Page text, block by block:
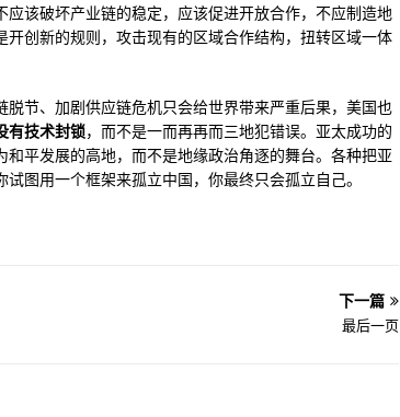
该破坏产业链的稳定，应该促进开放合作，不应制造地
创新的规则，攻击现有的区域合作结构，扭转区域一体
节、加剧供应链危机只会给世界带来严重后果，美国也
有技术封锁，而不是一而再再而三地犯错误。亚太成功的
平发展的高地，而不是地缘政治角逐的舞台。各种把亚
图用一个框架来孤立中国，你最终只会孤立自己。
下一篇
最后一页